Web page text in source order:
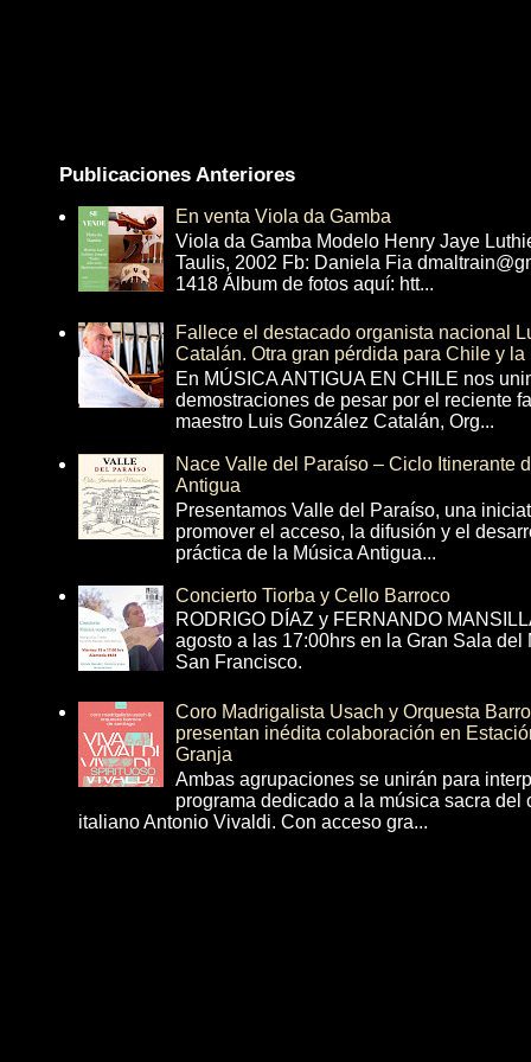
Publicaciones Anteriores
En venta Viola da Gamba
Viola da Gamba Modelo Henry Jaye
Taulis, 2002 Fb: Daniela Fia
1418 Álbum de fotos aquí: htt...
Fallece el destacado organista nacional
Catalán. Otra gran pérdida para Chile y la
En MÚSICA ANTIGUA EN CHILE nos
demostraciones de pesar por el reciente
maestro Luis González Catalán, Org...
Nace Valle del Paraíso – Ciclo Itinerante
Antigua
Presentamos Valle del Paraíso, una
promover el acceso, la difusión y el
práctica de la Música Antigua...
Concierto Tiorba y Cello Barroco
RODRIGO DÍAZ y FERNANDO
agosto a las 17:00hrs en la Gran Sala
San Francisco.
Coro Madrigalista Usach y Orquesta
presentan inédita colaboración en
Granja
Ambas agrupaciones se unirán para
programa dedicado a la música sacra del
italiano Antonio Vivaldi. Con acceso gra...